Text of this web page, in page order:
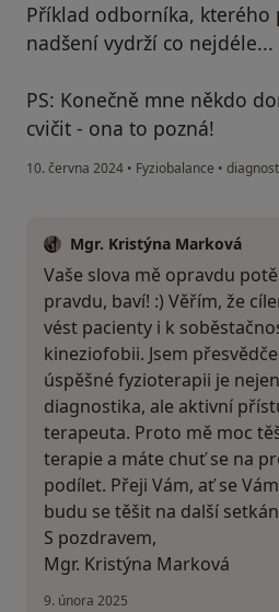
Příklad odborníka, kterého
nadšení vydrží co nejdéle...
PS: Konečně mne někdo
cvičit - ona to pozná!
10. června 2024 • Fyziobalance •
Mgr. Kristýna Marková
Vaše slova mě opravdu
pravdu, baví! :) Věřím, že
vést pacienty i k
kineziofobii. Jsem
úspěšné fyzioterapii je
diagnostika, ale aktivní
terapeuta. Proto mě moc
terapie a máte chuť se na
podílet. Přeji Vám, ať se
budu se těšit na další
S pozdravem,
Mgr. Kristýna Marková
9. února 2025